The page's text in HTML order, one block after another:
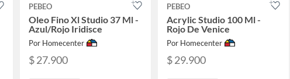
PEBEO
Oleo Fino Xl Studio 37 Ml -
Azul/Rojo Iridisce
Por Homecenter
$ 27.900
PEBEO
Acrylic Studio 100 Ml -
Rojo De Venice
Por Homecenter
$ 29.900